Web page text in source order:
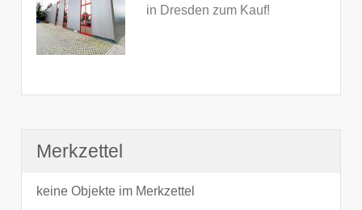
in Dresden zum Kauf!
Merkzettel
keine Objekte im Merkzettel